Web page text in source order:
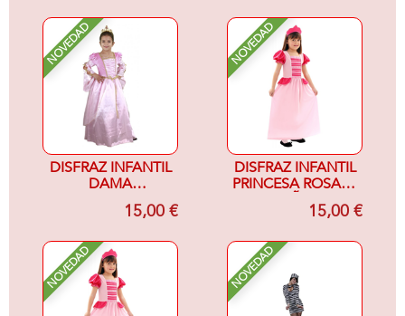
NOVEDAD
DISFRAZ INFANTIL
DAMA
RENACENTISTA 7-
9AÑOS, RASO
15,00 €
NOVEDAD
DISFRAZ INFANTIL
PRINCESA ROSA 7-
9 AÑOS15,00 €
NOVEDAD NOVEDAD